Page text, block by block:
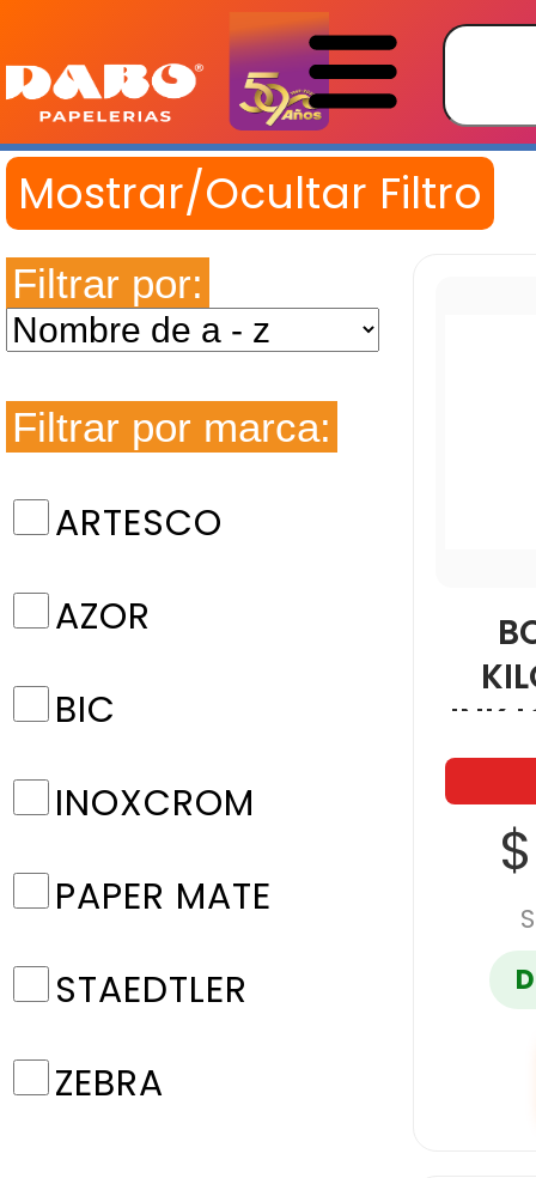
Filtrar por:
Filtrar por marca:
ARTESCO
AZOR
BIC
INOXCROM
PAPER MATE
STAEDTLER
ZEBRA